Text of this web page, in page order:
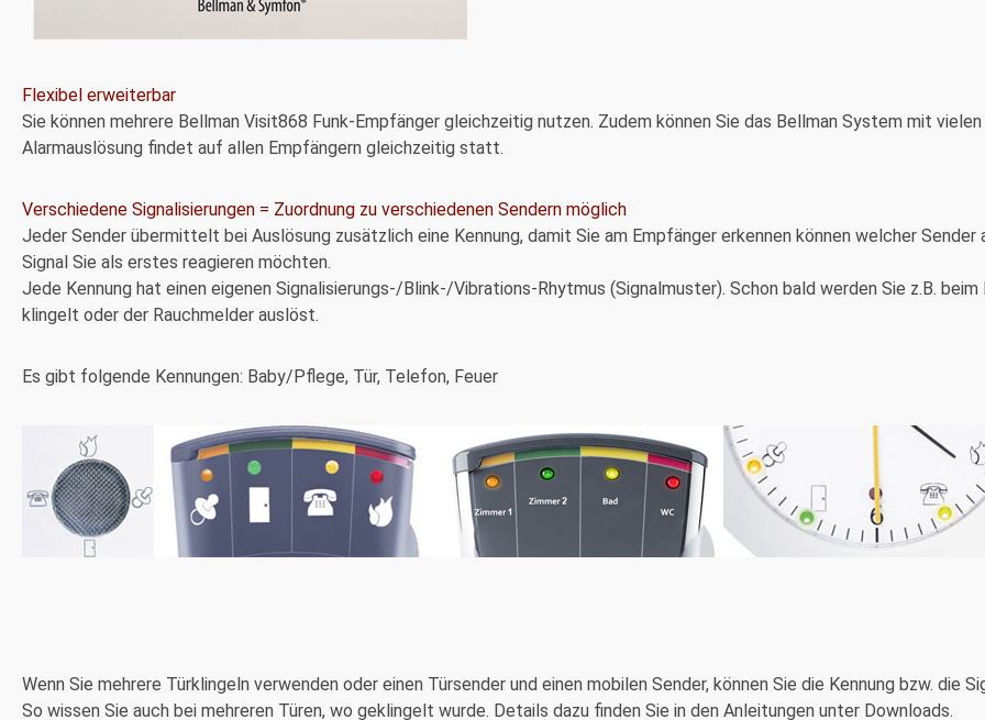
Flexibel erweiterbar
Sie können mehrere Bellman Visit868 Funk-Empfänger gleichzeitig nutzen. Zudem können Sie das Bellman System mit
Alarmauslösung findet auf allen Empfängern gleichzeitig statt.
Verschiedene Signalisierungen = Zuordnung zu verschiedenen Sendern möglich
Jeder Sender übermittelt bei Auslösung zusätzlich eine Kennung, damit Sie am Empfänger erkennen können welcher
Signal Sie als erstes reagieren möchten.
Jede Kennung hat einen eigenen Signalisierungs-/Blink-/Vibrations-Rhytmus (Signalmuster). Schon bald werden Sie z.B.
klingelt oder der Rauchmelder auslöst.
Es gibt folgende Kennungen: Baby/Pflege, Tür, Telefon, Feuer
Wenn Sie mehrere Türklingeln verwenden oder einen Türsender und einen mobilen Sender, können Sie die Kennung bzw. die
So wissen Sie auch bei mehreren Türen, wo geklingelt wurde. Details dazu finden Sie in den Anleitungen unter Downloads.